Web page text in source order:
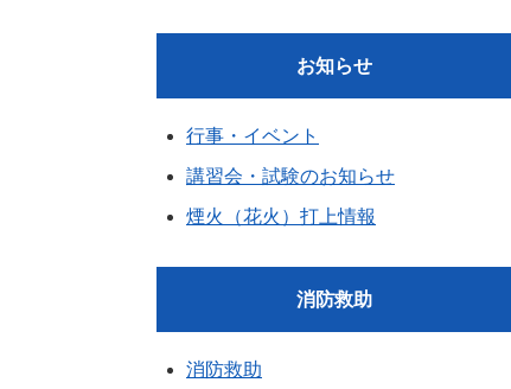
お知らせ
行事・イベント
講習会・試験のお知らせ
煙火（花火）打上情報
消防救助
消防救助